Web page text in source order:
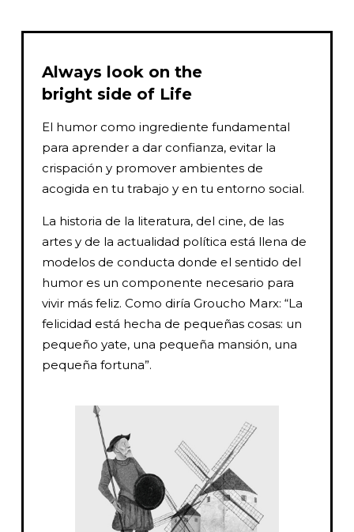
Always look on the
bright side of Life
El humor como ingrediente fundamental
para aprender a dar confianza, evitar la
crispación y promover ambientes de
acogida en tu trabajo y en tu entorno social.
La historia de la literatura, del cine, de las
artes y de la actualidad política está llena de
modelos de conducta donde el sentido del
humor es un componente necesario para
vivir más feliz. Como diría Groucho Marx: “La
felicidad está hecha de pequeñas cosas: un
pequeño yate, una pequeña mansión, una
pequeña fortuna”.